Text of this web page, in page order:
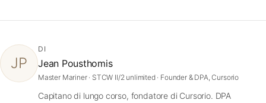
JP
DI
Jean Pousthomis
Master Mariner · STCW II/2 unlimited · Founder & DPA, Cursorio
Capitano di lungo corso, fondatore di Cursorio. DPA